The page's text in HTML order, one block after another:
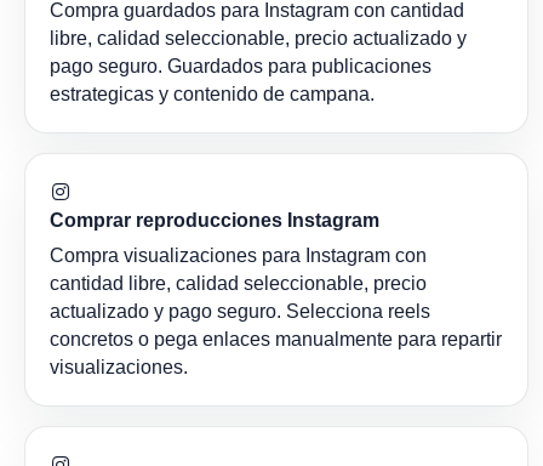
Compra guardados para Instagram con cantidad
libre, calidad seleccionable, precio actualizado y
pago seguro. Guardados para publicaciones
estrategicas y contenido de campana.
Comprar reproducciones Instagram
Compra visualizaciones para Instagram con
cantidad libre, calidad seleccionable, precio
actualizado y pago seguro. Selecciona reels
concretos o pega enlaces manualmente para repartir
visualizaciones.